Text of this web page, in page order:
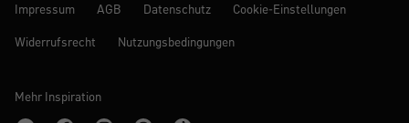
Impressum AGB Datenschutz Cookie-Einstellungen
Widerrufsrecht Nutzungsbedingungen
Mehr Inspiration